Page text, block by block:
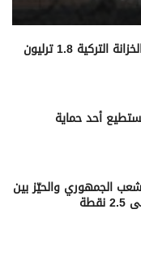
فاتورة “خدمة الدين” تكبد الخزانة التركية 1.8 ترليون
أحد حماية
الجمهوري والحيّز بين